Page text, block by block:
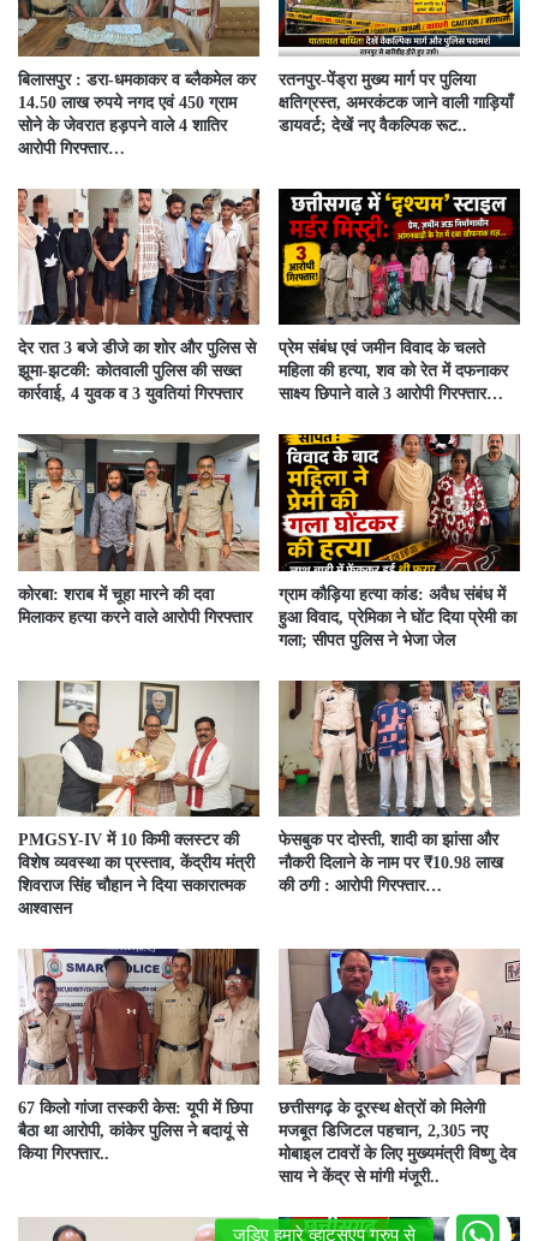
बिलासपुर : डरा-धमकाकर व ब्लैकमेल कर
14.50 लाख रुपये नगद एवं 450 ग्राम
सोने के जेवरात हड़पने वाले 4 शातिर
आरोपी गिरफ्तार…
रतनपुर-पेंड्रा मुख्य मार्ग पर पुलिया
क्षतिग्रस्त, अमरकंटक जाने वाली गाड़ियाँ
डायवर्ट; देखें नए वैकल्पिक रूट..
देर रात 3 बजे डीजे का शोर और पुलिस से
झूमा-झटकी: कोतवाली पुलिस की सख्त
कार्रवाई, 4 युवक व 3 युवतियां गिरफ्तार
प्रेम संबंध एवं जमीन विवाद के चलते
महिला की हत्या, शव को रेत में दफनाकर
साक्ष्य छिपाने वाले 3 आरोपी गिरफ्तार…
कोरबा: शराब में चूहा मारने की दवा
मिलाकर हत्या करने वाले आरोपी गिरफ्तार
ग्राम कौड़िया हत्या कांड: अवैध संबंध में
हुआ विवाद, प्रेमिका ने घोंट दिया प्रेमी का
गला; सीपत पुलिस ने भेजा जेल
PMGSY-IV में 10 किमी क्लस्टर की
विशेष व्यवस्था का प्रस्ताव, केंद्रीय मंत्री
शिवराज सिंह चौहान ने दिया सकारात्मक
आश्वासन
फेसबुक पर दोस्ती, शादी का झांसा और
नौकरी दिलाने के नाम पर ₹10.98 लाख
की ठगी : आरोपी गिरफ्तार…
67 किलो गांजा तस्करी केस: यूपी में छिपा
बैठा था आरोपी, कांकेर पुलिस ने बदायूं से
किया गिरफ्तार..
छत्तीसगढ़ के दूरस्थ क्षेत्रों को मिलेगी
मजबूत डिजिटल पहचान, 2,305 नए
मोबाइल टावरों के लिए मुख्यमंत्री विष्णु देव
साय ने केंद्र से मांगी मंजूरी..